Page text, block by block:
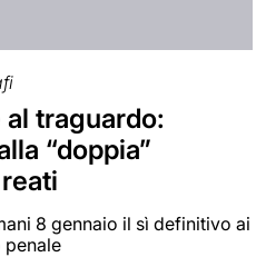
traguardo:
“doppia”
8 gennaio il sì definitivo ai